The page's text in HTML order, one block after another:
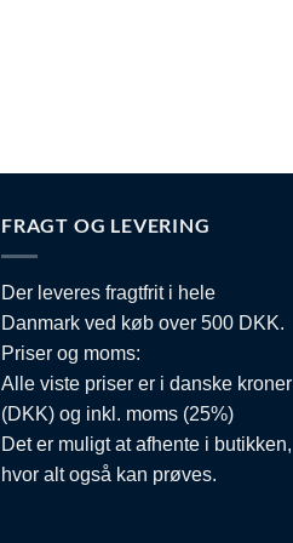
FRAGT OG LEVERING
Der leveres fragtfrit i hele
Danmark ved køb over 500 DKK.
Priser og moms:
Alle viste priser er i danske kroner
(DKK) og inkl. moms (25%)
Det er muligt at afhente i butikken,
hvor alt også kan prøves.